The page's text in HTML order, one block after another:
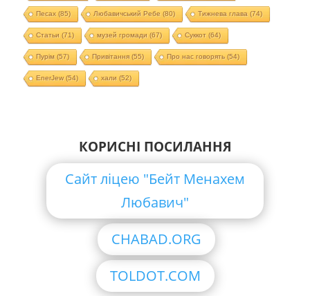
Песах(85) Любавичський Ребе (80) Тижнева глава (74)
Статьи (71) музей громади (67) Суккот (64)
Пурім (57) Привітання(55) Про нас говорять(54)
EnerJew(54) хали (52)
КОРИСНІ ПОСИЛАННЯ
Сайт ліцею "Бейт Менахем
Любавич"
CHABAD.ORG
TOLDOT.COM